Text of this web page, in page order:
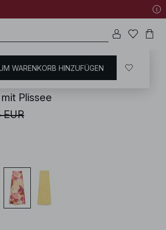
Plissee
EUR
WARENKORB HINZUFÜGEN